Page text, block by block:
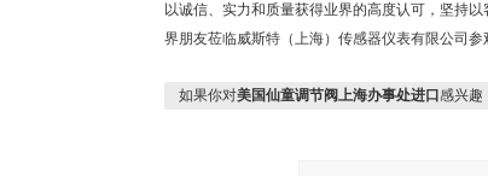
以诚信、实力和质量获得业界的高度认可，坚持
界朋友莅临威斯特（上海）传感器仪表有限公司参
如果你对美国仙童调节阀上海办事处进口 感兴趣